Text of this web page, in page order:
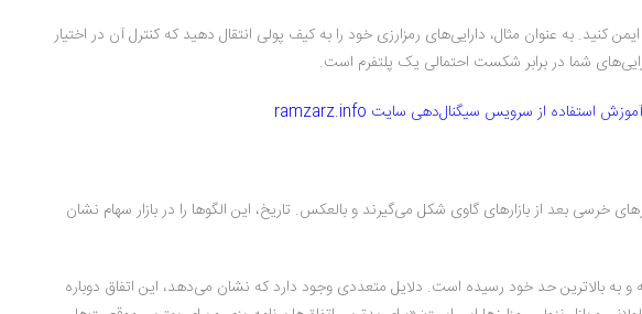
کنید. به عنوان مثال، دارایی‌های رمز‌ارزی خود را به کیف پولی انتقال دهید که کنترل آن در اختیار
شما در برابر شکست احتمالی یک پلتفرم است.
آموزش استفاده از سرویس سیگنال‌‌دهی سایت ramzarz.info
خرسی بعد از بازارهای گاوی شکل می‌گیرند و بالعکس. تاریخ، این الگوها را در بازار سهام نشان
و به بالاترین حد خود رسیده است. دلایل متعددی وجود دارد که نشان می‌دهد، این اتفاق دوباره